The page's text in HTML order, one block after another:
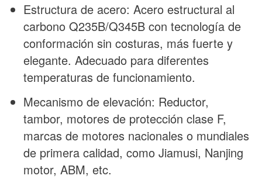
Estructura de acero: Acero estructural al
carbono Q235B/Q345B con tecnología de
conformación sin costuras, más fuerte y
elegante. Adecuado para diferentes
temperaturas de funcionamiento.
Mecanismo de elevación: Reductor,
tambor, motores de protección clase F,
marcas de motores nacionales o mundiales
de primera calidad, como Jiamusi, Nanjing
motor, ABM, etc.